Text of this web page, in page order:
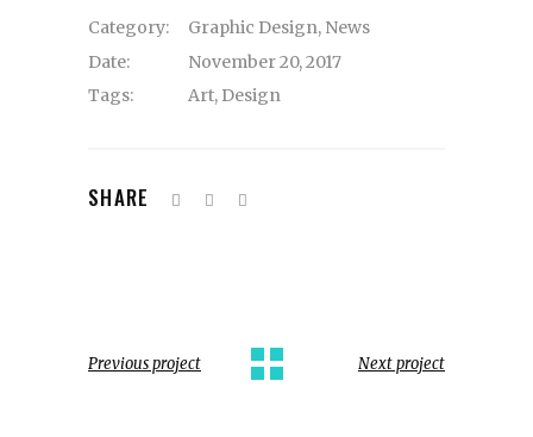
Category: Graphic Design, News
Date:
November 20, 2017
Tags:
Art, Design
SHARE
Previous project Next project